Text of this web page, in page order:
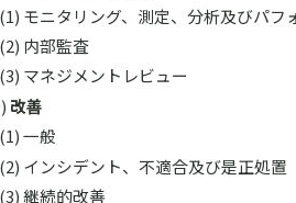
モニタリング、測定、分析及びパフ
内部監査
マネジメントレビュー
改善
一般
インシデント、不適合及び是正処置
継続的改善